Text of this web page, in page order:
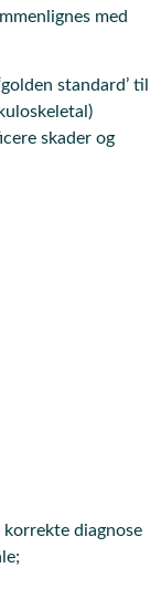
med
standard’ til
skader og
diagnose